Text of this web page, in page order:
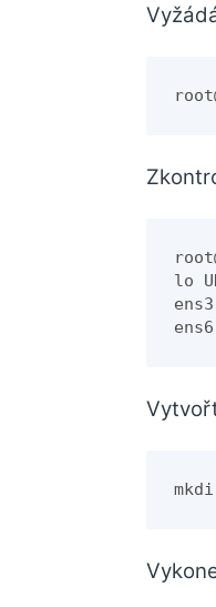
lo